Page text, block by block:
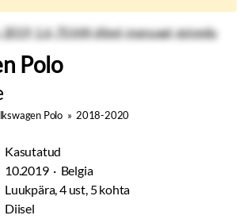
Polo
Polo » 2018-2020
Kasutatud
10.2019 · Belgia
Luukpära, 4 ust, 5 kohta
Diisel